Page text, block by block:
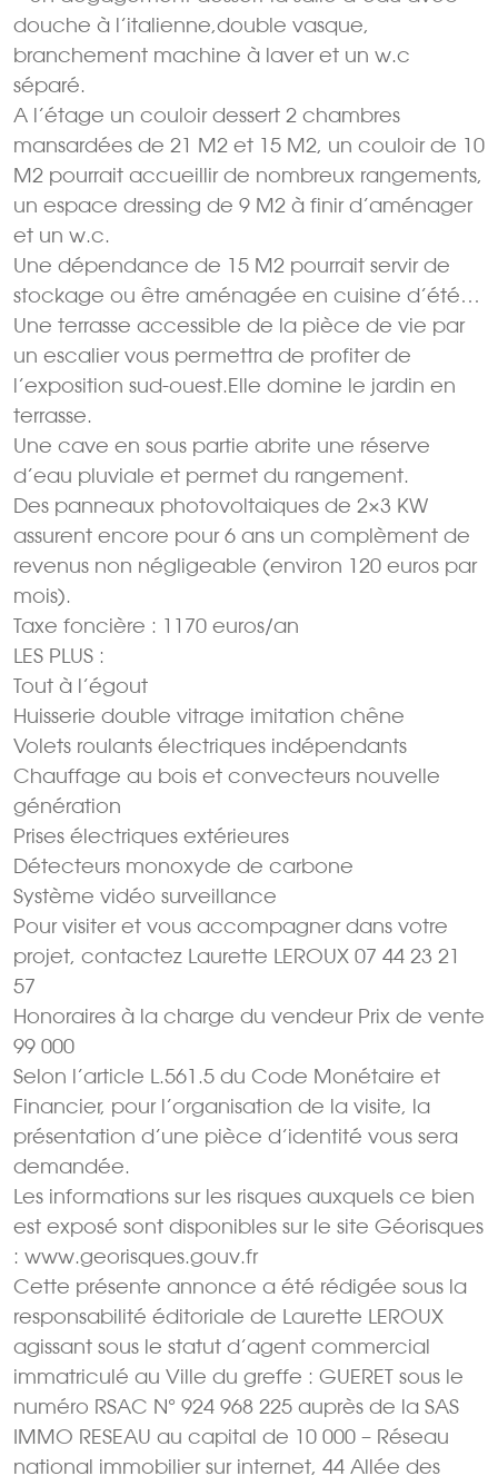
douche à l’italienne,double vasque,
branchement machine à laver et un w.c
séparé.
A l’étage un couloir dessert 2 chambres
mansardées de 21 M2 et 15 M2, un couloir de 10
M2 pourrait accueillir de nombreux rangements,
un espace dressing de 9 M2 à finir d’aménager
et un w.c.
Une dépendance de 15 M2 pourrait servir de
stockage ou être aménagée en cuisine d’été…
Une terrasse accessible de la pièce de vie par
un escalier vous permettra de profiter de
l’exposition sud-ouest.Elle domine le jardin en
terrasse.
Une cave en sous partie abrite une réserve
d’eau pluviale et permet du rangement.
Des panneaux photovoltaiques de 2×3 KW
assurent encore pour 6 ans un complèment de
revenus non négligeable (environ 120 euros par
mois).
Taxe foncière : 1170 euros/an
LES PLUS :
Tout à l’égout
Huisserie double vitrage imitation chêne
Volets roulants électriques indépendants
Chauffage au bois et convecteurs nouvelle
génération
Prises électriques extérieures
Détecteurs monoxyde de carbone
Système vidéo surveillance
Pour visiter et vous accompagner dans votre
projet, contactez Laurette LEROUX 07 44 23 21
57
Honoraires à la charge du vendeur Prix de vente
99 000 
Selon l’article L.561.5 du Code Monétaire et
Financier, pour l’organisation de la visite, la
présentation d’une pièce d’identité vous sera
demandée.
Les informations sur les risques auxquels ce bien
est exposé sont disponibles sur le site Géorisques
: www.georisques.gouv.fr
Cette présente annonce a été rédigée sous la
responsabilité éditoriale de Laurette LEROUX
agissant sous le statut d’agent commercial
immatriculé au Ville du greffe : GUERET sous le
numéro RSAC N° 924 968 225 auprès de la SAS
IMMO RESEAU au capital de 10 000 – Réseau
national immobilier sur internet, 44 Allée des